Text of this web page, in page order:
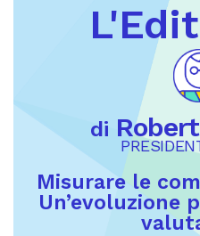
di
Misurare le
Un’evoluzione